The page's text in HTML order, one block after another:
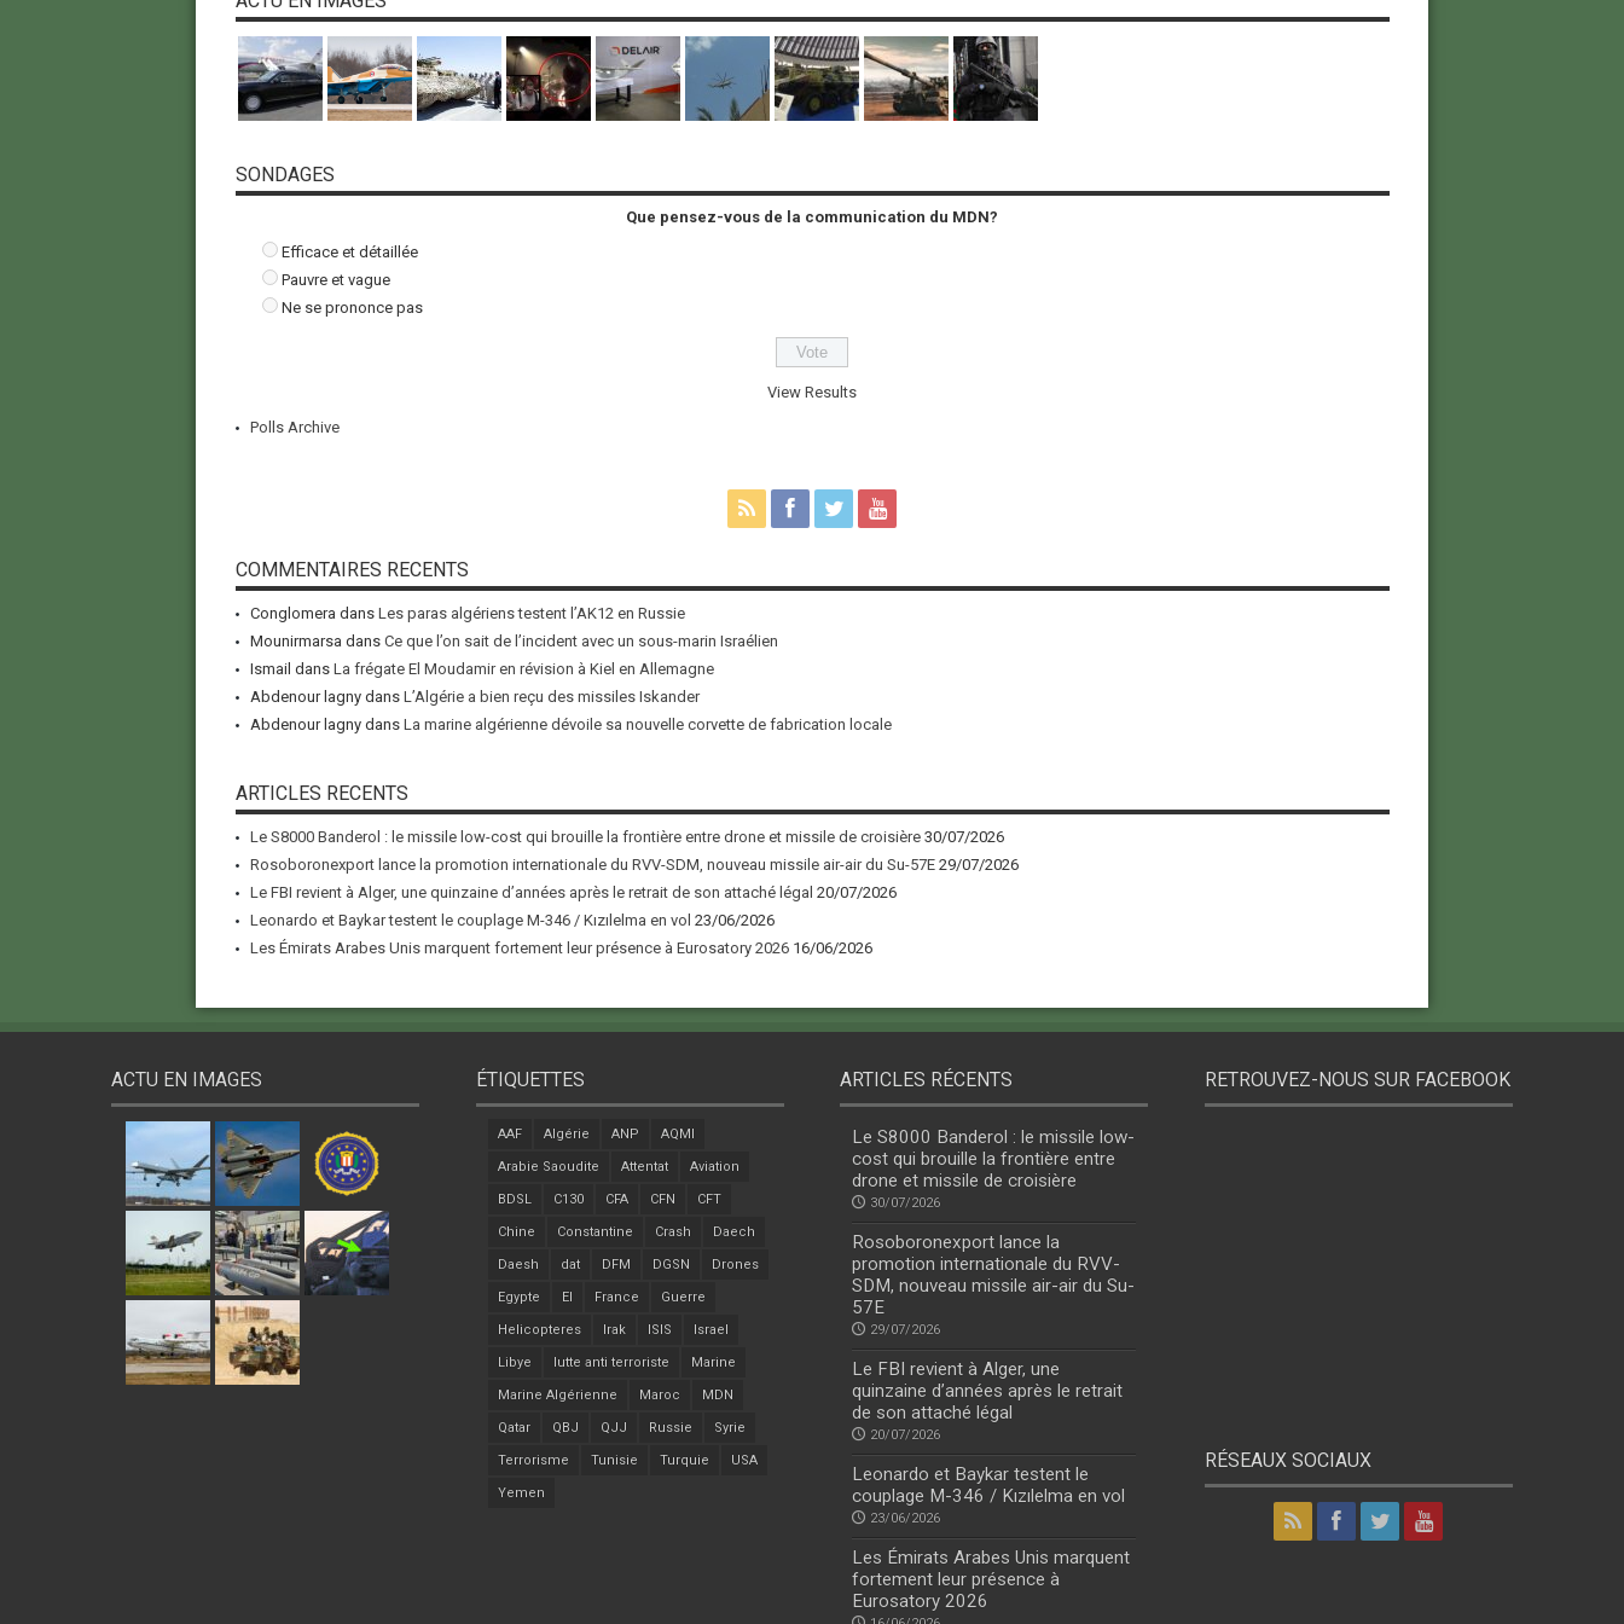
SONDAGES
Que pensez-vous de la communication du MDN?
Efficace et détaillée
Pauvre et vague
Ne se prononce pas
View Results
Polls Archive
COMMENTAIRES RECENTS
Conglomera dans Les paras algériens testent l’AK12 en Russie
Mounirmarsa dans Ce que l’on sait de l’incident avec un sous-marin Israélien
Ismail dans La frégate El Moudamir en révision à Kiel en Allemagne
Abdenour lagnydans L’Algérie a bien reçu des missiles Iskander
Abdenour lagnydans La marine algérienne dévoile sa nouvelle corvette de fabrication locale
ARTICLES RECENTS
Le S8000 Banderol : le missile low-cost qui brouille la frontière entre drone et missile de croisière 30/07/2026
Rosoboronexport lance la promotion internationale du RVV-SDM, nouveau missile air-air du Su-57E 29/07/2026
Le FBI revient à Alger, une quinzaine d’années après le retrait de son attaché légal 20/07/2026
Leonardo et Baykar testent le couplage M-346 / Kızılelma en vol 23/06/2026
Les Émirats Arabes Unis marquent fortement leur présence à Eurosatory 2026 16/06/2026
ACTU EN IMAGES ÉTIQUETTES
AAF Algérie ANP AQMI
Arabie Saoudite Attentat Aviation
BDSL C130 CFA CFN CFT
Chine Constantine Crash Daech
Daesh dat DFM DGSN Drones
Egypte EI France Guerre
Helicopteres Irak ISIS Israel
Libye lutte anti terroriste Marine
Marine Algérienne Maroc MDN
Qatar QBJ QJJ Russie Syrie
Terrorisme Tunisie Turquie USA
Yemen
ARTICLES RÉCENTS
Le S8000 Banderol : le missile low-
cost qui brouille la frontière entre
drone et missile de croisière
30/07/2026
Rosoboronexport lance la
promotion internationale du RVV-
SDM, nouveau missile air-air du Su-
57E
29/07/2026
Le FBI revient à Alger, une
quinzaine d’années après le retrait
de son attaché légal
20/07/2026
Leonardo et Baykar testent le
couplage M-346 / Kızılelma en vol
23/06/2026
Les Émirats Arabes Unis marquent
fortement leur présence à
Eurosatory 2026
RETROUVEZ-NOUS SUR FACEBOOK
RÉSEAUX SOCIAUX